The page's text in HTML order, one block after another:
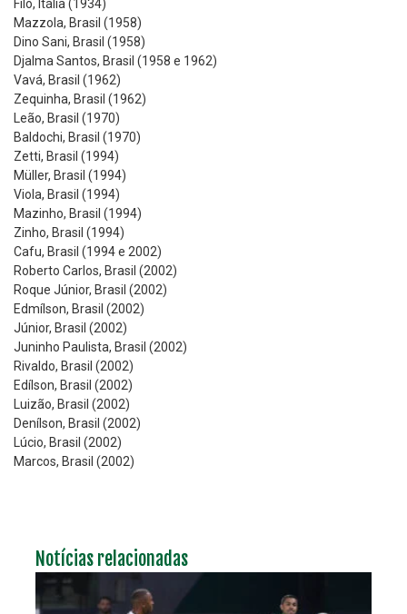
Filó, Itália (1934)
Mazzola, Brasil (1958)
Dino Sani, Brasil (1958)
Djalma Santos, Brasil (1958 e 1962)
Vavá, Brasil (1962)
Zequinha, Brasil (1962)
Leão, Brasil (1970)
Baldochi, Brasil (1970)
Zetti, Brasil (1994)
Müller, Brasil (1994)
Viola, Brasil (1994)
Mazinho, Brasil (1994)
Zinho, Brasil (1994)
Cafu, Brasil (1994 e 2002)
Roberto Carlos, Brasil (2002)
Roque Júnior, Brasil (2002)
Edmílson, Brasil (2002)
Júnior, Brasil (2002)
Juninho Paulista, Brasil (2002)
Rivaldo, Brasil (2002)
Edílson, Brasil (2002)
Luizão, Brasil (2002)
Denílson, Brasil (2002)
Lúcio, Brasil (2002)
Marcos, Brasil (2002)
Notícias relacionadas